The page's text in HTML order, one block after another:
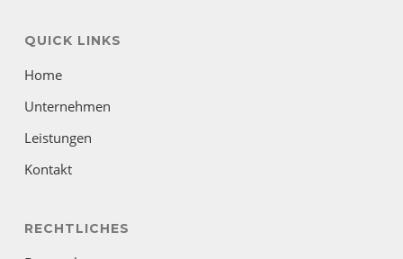
QUICK LINKS
Home
Unternehmen
Leistungen
Kontakt
RECHTLICHES